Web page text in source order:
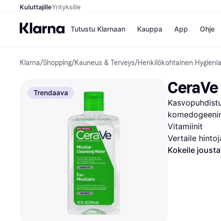
KuluttajilleYrityksille
Tutustu Klarnaan Kauppa
Kaupat
Gigantti
H&M
Peten
Wolt
App Ohje
Klarna/Shopping/Kauneus & Terveys/Henkilökohtainen Hygienia
Trendaava
Vitamiinit
Vertaile
Kokeile